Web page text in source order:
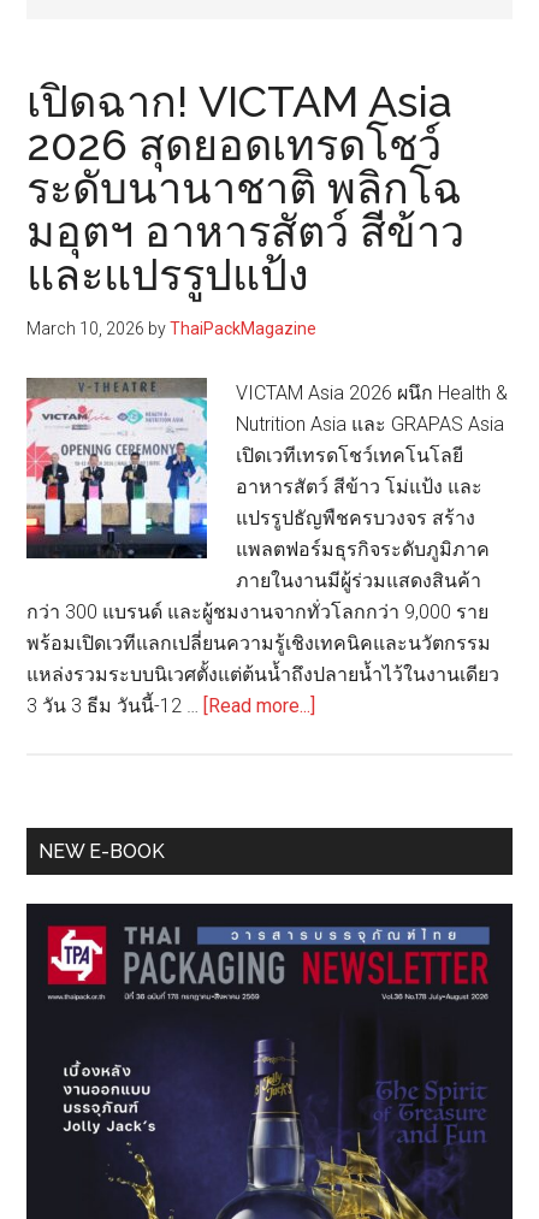
เปิดฉาก! VICTAM Asia
2026 สุดยอดเทรดโชว์
ระดับนานาชาติ พลิกโฉ
มอุตฯ อาหารสัตว์ สีข้าว
และแปรรูปแป้ง
March 10, 2026 byThaiPackMagazine
VICTAM Asia 2026 ผนึก Health &
Nutrition Asia และ GRAPAS Asia
เปิดเวทีเทรดโชว์เทคโนโลยี
อาหารสัตว์ สีข้าว โม่แป้ง และ
แปรรูปธัญพืชครบวงจร สร้าง
แพลตฟอร์มธุรกิจระดับภูมิภาค
ภายในงานมีผู้ร่วมแสดงสินค้า
กว่า 300 แบรนด์ และผู้ชมงานจากทั่วโลกกว่า 9,000 ราย
พร้อมเปิดเวทีแลกเปลี่ยนความรู้เชิงเทคนิคและนวัตกรรม
แหล่งรวมระบบนิเวศตั้งแต่ต้นน้ำถึงปลายน้ำไว้ในงานเดียว
3 วัน 3 ธีม วันนี้-12 …
[Read more...]
Asia
ยอด
เทรด
โชว์
มอุตฯ
อาหาร
สัตว์
Primary
NEW E-BOOK